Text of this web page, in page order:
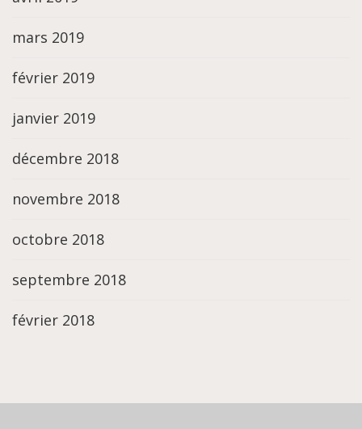
mars 2019
février 2019
janvier 2019
décembre 2018
novembre 2018
octobre 2018
septembre 2018
février 2018